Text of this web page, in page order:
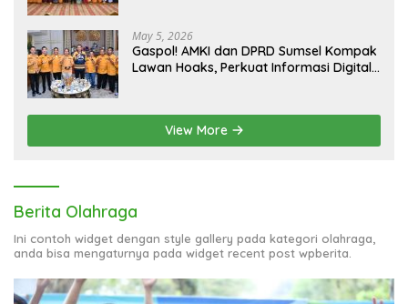
May 5, 2026
Gaspol! AMKI dan DPRD Sumsel Kompak
Lawan Hoaks, Perkuat Informasi Digital
View More
Berita Olahraga
Ini contoh widget dengan style gallery pada kategori olahraga,
anda bisa mengaturnya pada widget recent post wpberita.